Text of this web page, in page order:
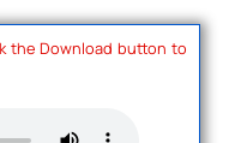
the Download button to